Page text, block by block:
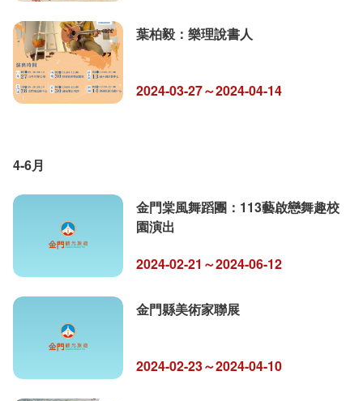
葉柏毅：樂理說書人
2024-03-27～2024-04-14
4-6月
金門棠風舞蹈團：113藝啟戀舞趣校
園演出
2024-02-21～2024-06-12
金門縣美術家聯展
2024-02-23～2024-04-10